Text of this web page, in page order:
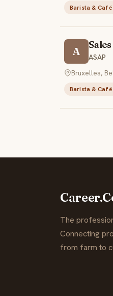
Barista &
A
ASAP
Bruxelles,
Barista &
The
Connecting
from farm to